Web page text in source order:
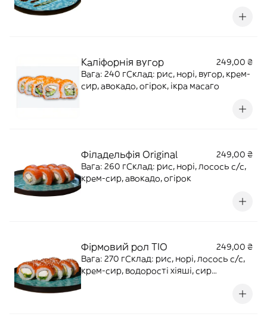
Каліфорнія вугор
249,00 ₴
Вага: 240 гСклад: рис, норі, вугор, крем-
сир, авокадо, огірок, ікра масаго
Філадельфія Original
249,00 ₴
Вага: 260 гСклад: рис, норі, лосось с/с,
крем-сир, авокадо, огірок
Фірмовий рол ТІО
249,00 ₴
Вага: 270 гСклад: рис, норі, лосось с/с,
крем-сир, водорості хіяші, сир